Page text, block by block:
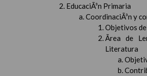
EducaciÃ³n Primaria
CoordinaciÃ³n y
Objetivos
Ãrea de
Literatura